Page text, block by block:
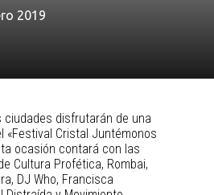
2019
ciudades disfrutarán de una
«Festival Cristal Juntémonos
ocasión contará con las
Cultura Profética, Rombai,
DJ Who, Francisca